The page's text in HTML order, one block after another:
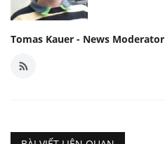
Tomas Kauer - News Moderator